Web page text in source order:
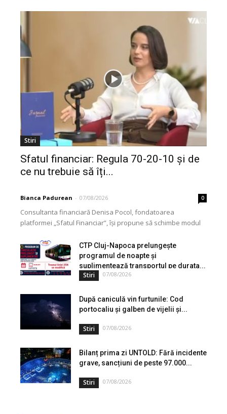
Stiri
Sfatul financiar: Regula 70-20-10 și de
ce nu trebuie să îți...
Bianca Padurean - 07/08/2026 0
Consultanta financiară Denisa Pocol, fondatoarea
platformei „Sfatul Financiar”, își propune să schimbe modul
de peste...
CTP Cluj-Napoca prelungește
programul de noapte și
suplimentează transportul pe durata...
Stiri 07/08/2026
După caniculă vin furtunile: Cod
portocaliu și galben de vijelii și...
Stiri 07/08/2026
Bilanț prima zi UNTOLD: Fără incidente
grave, sancțiuni de peste 97.000...
Stiri 07/08/2026